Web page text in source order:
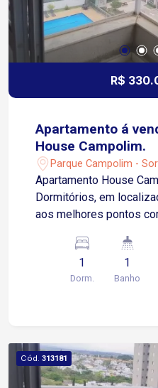
R$
Apartamento á
House Campolim.
Parque Campolim -
Apartamento House
Dormitórios, em
aos melhores pontos
iluminado, salas e
infraestrutura, 2
cozinha, banheiro e
todos os condôminos,
festa e uma excelente
1
Dorm.
1
Banho
Cód. 313181